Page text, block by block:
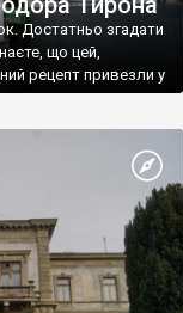
Достатньо згадати
що цей,
рецепт привезли у